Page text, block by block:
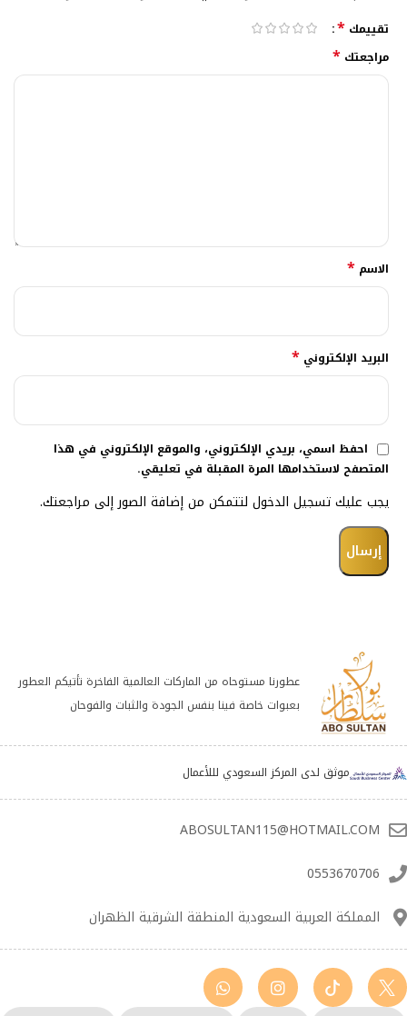
تقييمك *
مراجعتك *
الاسم *
البريد الإلكتروني *
احفظ اسمي، بريدي الإلكتروني، والموقع الإلكتروني في هذا
المتصفح لاستخدامها المرة المقبلة في تعليقي.
يجب عليك تسجيل الدخول لتتمكن من إضافة الصور إلى مراجعتك.
عطورنا مستوحاه من الماركات العالمية الفاخرة تأتيكم العطور
بعبوات خاصة فينا بنفس الجودة والثبات والفوحان
موثق لدى المركز السعودي لللأعمال
ABOSULTAN115@HOTMAIL.COM
0553670706
المملكة العربية السعودية المنطقة الشرقية الظهران